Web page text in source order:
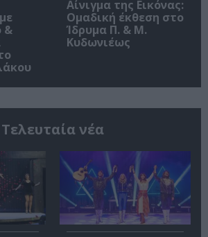
&
Αίνιγμα της Εικόνας:
Ομαδική έκθεση στο
Ίδρυμα Π. & Μ.
Κυδωνιέως
Τελευταία νέα